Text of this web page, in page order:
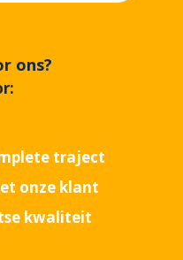
ons?
traject
onze klant
kwaliteit